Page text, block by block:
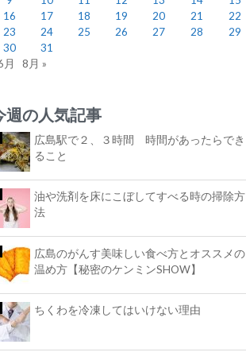
16
17 18 19 20 21
22
23
24 25 26 27 28
29
30
31
月
8月 »
週の人気記事
広島駅で２、３時間 時間があったらでき
ること
油や洗剤を床にこぼしてすべる時の掃除方
法
広島のがんす美味しい食べ方とオススメの
温め方【秘密のケンミンSHOW】
ちくわを冷凍してはいけない理由